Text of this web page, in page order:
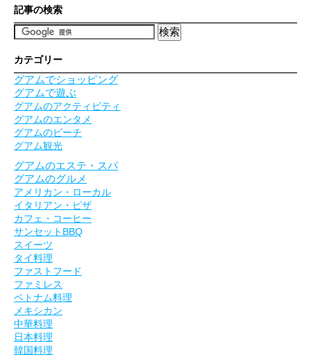
記事の検索
カテゴリー
グアムでショッピング
グアムで遊ぶ
グアムのアクティビティ
グアムのエンタメ
グアムのビーチ
グアム観光
グアムのエステ・スパ
グアムのグルメ
アメリカン・ローカル
イタリアン・ピザ
カフェ・コーヒー
サンセットBBQ
スイーツ
タイ料理
ファストフード
ファミレス
ベトナム料理
メキシカン
中華料理
日本料理
韓国料理